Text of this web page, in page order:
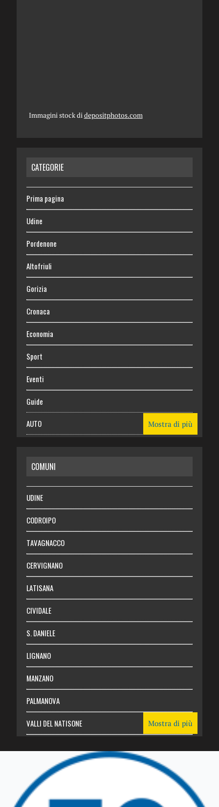
Immagini stock didepositphotos.com
CATEGORIE
Prima pagina
Udine
Pordenone
Altofriuli
Gorizia
Cronaca
Economia
Sport
Eventi
Guide
AUTO
RISPARMIO
SALUTE
Necrologie
Chi siamo
Abbonati
Login
Mostra di più
COMUNI
UDINE
CODROIPO
TAVAGNACCO
CERVIGNANO
LATISANA
CIVIDALE
S. DANIELE
LIGNANO
MANZANO
PALMANOVA
VALLI DEL NATISONE
TRICESIMO
TARCENTO
Mostra di più